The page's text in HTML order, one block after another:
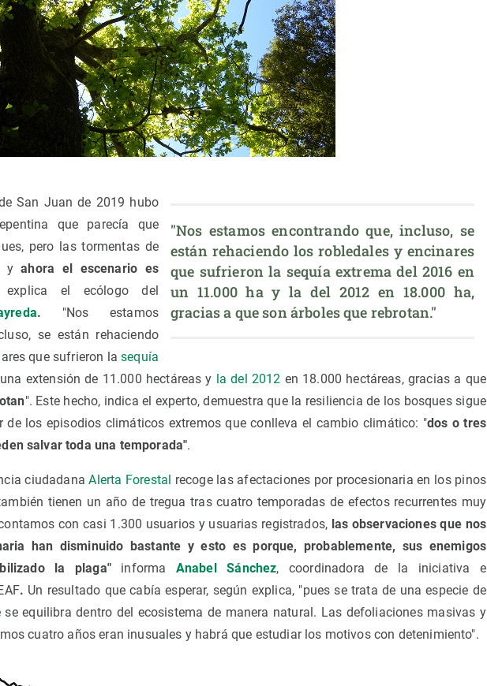
"Nos estamos encontrando que, incluso, se
están rehaciendo los robledales y encinares
que sufrieron la sequía extrema del 2016 en
un 11.000 ha y la del 2012 en 18.000 ha,
gracias a que son árboles que rebrotan."
San Juan de 2019 hubo
que parecía que
pero las tormentas de
yahora el escenario es
explica el ecólogo del
. "Nos estamos
se están rehaciendo
que sufrieron lasequía
extensión de 11.000 hectáreas y la del 2012 en 18.000 hectáreas, gracias a que
". Este hecho, indica el experto, demuestra que la resiliencia de los bosques sigue
de los episodios climáticos extremos que conlleva el cambio climático: "dos o tres
salvar toda una temporada".
ciudadanaAlerta Forestal recoge las afectaciones por procesionaria en los pinos
tienen un año de tregua tras cuatro temporadas de efectos recurrentes muy
con casi 1.300 usuarios y usuarias registrados, las observaciones que nos
han disminuido bastante y esto es porque, probablemente, sus enemigos
la plaga"informa Anabel Sánchez, coordinadora de la iniciativa e
. Un resultado que cabía esperar, según explica, "pues se trata de una especie de
equilibra dentro del ecosistema de manera natural. Las defoliaciones masivas y
cuatro años eran inusuales y habrá que estudiar los motivos con detenimiento".